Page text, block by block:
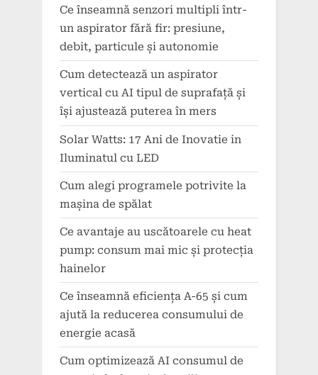
Ce înseamnă senzori multipli într-
un aspirator fără fir: presiune,
debit, particule și autonomie
Cum detectează un aspirator
vertical cu AI tipul de suprafață și
își ajustează puterea în mers
Solar Watts: 17 Ani de Inovatie in
Iluminatul cu LED
Cum alegi programele potrivite la
mașina de spălat
Ce avantaje au uscătoarele cu heat
pump: consum mai mic și protecția
hainelor
Ce înseamnă eficiența A-65 și cum
ajută la reducerea consumului de
energie acasă
Cum optimizează AI consumul de